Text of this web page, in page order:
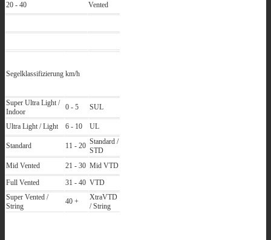
20 - 40
Vented
Segelklassifizierung km/h
Super Ultra Light /
Indoor
0 - 5 SUL
Ultra Light / Light 6 - 10 UL
Standard 11 - 20 Standard /
STD
Mid Vented
21 - 30 Mid VTD
Full Vented
31 - 40 VTD
Super Vented /
String
40 +
XtraVTD
/ String